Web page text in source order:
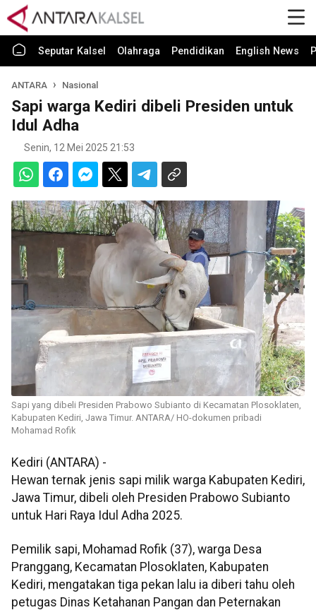
Seputar Kalsel Olahraga Pendidikan English News
ANTARA Nasional
Sapi warga Kediri dibeli Presiden untuk
Idul Adha
Senin, 12 Mei 2025 21:53
Sapi yang dibeli Presiden Prabowo Subianto di Kecamatan Plosoklaten,
Kabupaten Kediri, Jawa Timur. ANTARA/ HO-dokumen pribadi
Mohamad Rofik
Kediri (ANTARA) -
Hewan ternak jenis sapi milik warga Kabupaten Kediri,
Jawa Timur, dibeli oleh Presiden Prabowo Subianto
untuk Hari Raya Idul Adha 2025.
Pemilik sapi, Mohamad Rofik (37), warga Desa
Pranggang, Kecamatan Plosoklaten, Kabupaten
Kediri, mengatakan tiga pekan lalu ia diberi tahu oleh
petugas Dinas Ketahanan Pangan dan Peternakan